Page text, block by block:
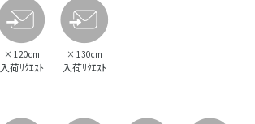
× 120cm
入荷ﾘｸｴｽﾄ
× 130cm
入荷ﾘｸｴｽﾄ